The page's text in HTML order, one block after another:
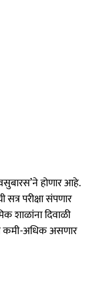
होणार आहे.
परीक्षा संपणार
शाळांना दिवाळी
कमी-अधिक असणार